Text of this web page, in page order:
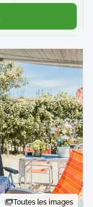
Toutes les images